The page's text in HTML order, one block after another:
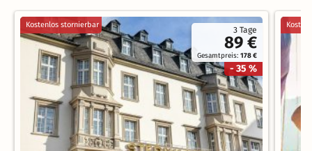
3 Tage
89 €
Gesamtpreis:178 €
- 35 %
Kostenlos stornierbar